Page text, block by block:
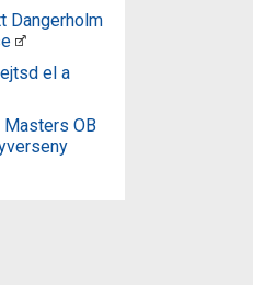
Dangerholm
el a
OB